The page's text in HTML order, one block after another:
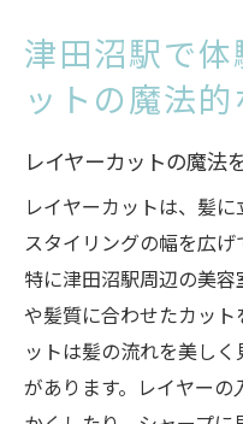
津田沼駅で
ットの魔法
レイヤーカットの魔法
レイヤーカットは、髪に
スタイリングの幅を広げ
特に津田沼駅周辺の美
や髪質に合わせたカッ
ットは髪の流れを美し
があります。レイヤーの